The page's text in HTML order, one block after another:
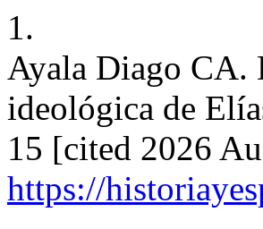
1.
Ayala Diago CA.
ideológica de
15 [cited 2026
https://